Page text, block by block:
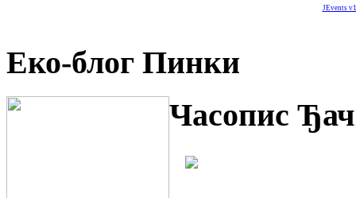
JEvents
Еко-блог Пинки
Часопис